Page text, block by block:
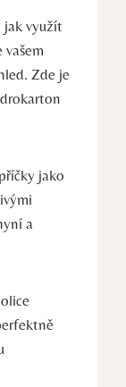
jak využít
Zde je
jako
a